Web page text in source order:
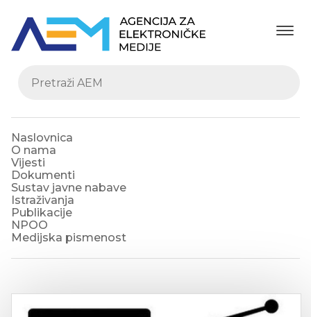
Naslovnica
O nama
Vijesti
Dokumenti
Sustav javne nabave
Istraživanja
Publikacije
NPOO
Medijska pismenost